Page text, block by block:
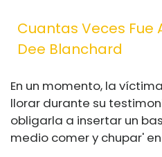
Cuantas Veces Fue
Dee Blanchard
En un momento, la
llorar durante su
obligarla a insertar un
medio comer y chupar'